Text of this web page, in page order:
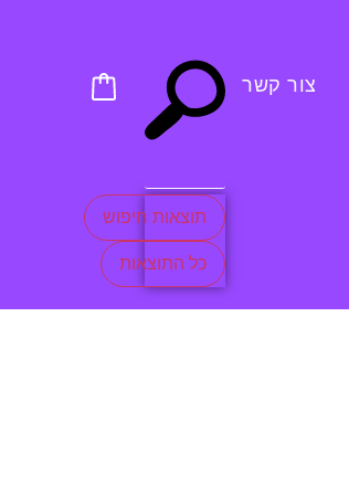
תוצאות חיפוש
כל התוצאות
צור קשר